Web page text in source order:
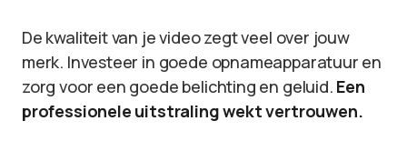
De kwaliteit van je video zegt veel over jouw
merk. Investeer in goede opnameapparatuur en
zorg voor een goede belichting en geluid. Een
professionele uitstraling wekt vertrouwen.